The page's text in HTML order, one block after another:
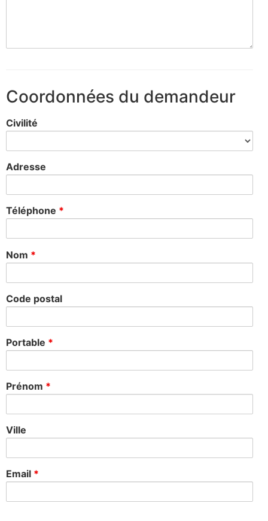
Coordonnées du demandeur
Civilité
Adresse
Téléphone *
Nom *
Code postal
Portable *
Prénom *
Ville
Email *